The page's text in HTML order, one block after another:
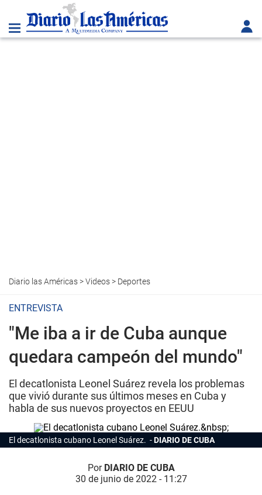
Diario las Américas>Videos> Deportes
ENTREVISTA
"Me iba a ir de Cuba aunque
quedara campeón del mundo"
El decatlonista Leonel Suárez revela los problemas
que vivió durante sus últimos meses en Cuba y
habla de sus nuevos proyectos en EEUU
El decatlonista cubano Leonel Suárez. DIARIO DE CUBA
Por DIARIO DE CUBA
30 de junio de 2022 - 11:27